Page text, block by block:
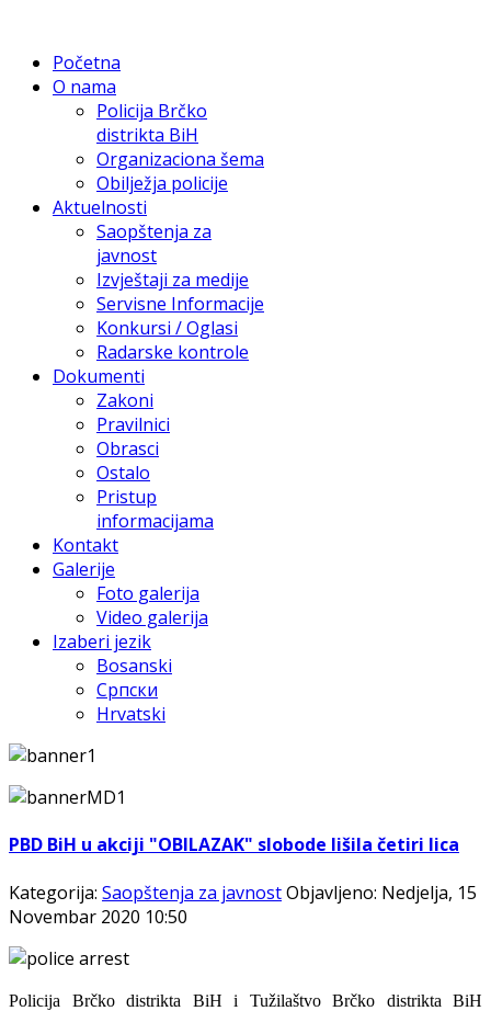
Početna
O nama
Policija Brčko
distrikta BiH
Organizaciona šema
Obilježja policije
Aktuelnosti
Saopštenja za
javnost
Izvještaji za medije
Servisne Informacije
Konkursi / Oglasi
Radarske kontrole
Dokumenti
Zakoni
Pravilnici
Obrasci
Ostalo
Pristup
informacijama
Kontakt
Galerije
Foto galerija
Video galerija
Izaberi jezik
Bosanski
Српски
Hrvatski
PBD BiH u akciji "OBILAZAK" slobode lišila četiri lica
Kategorija: Saopštenja za javnostObjavljeno: Nedjelja, 15
Novembar 2020 10:50
Policija Brčko distrikta BiH i Tužilaštvo Brčko distrikta BiH